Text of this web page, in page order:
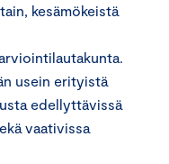
kesämökeistä
usein erityistä
edellyttävissä
vaativissa